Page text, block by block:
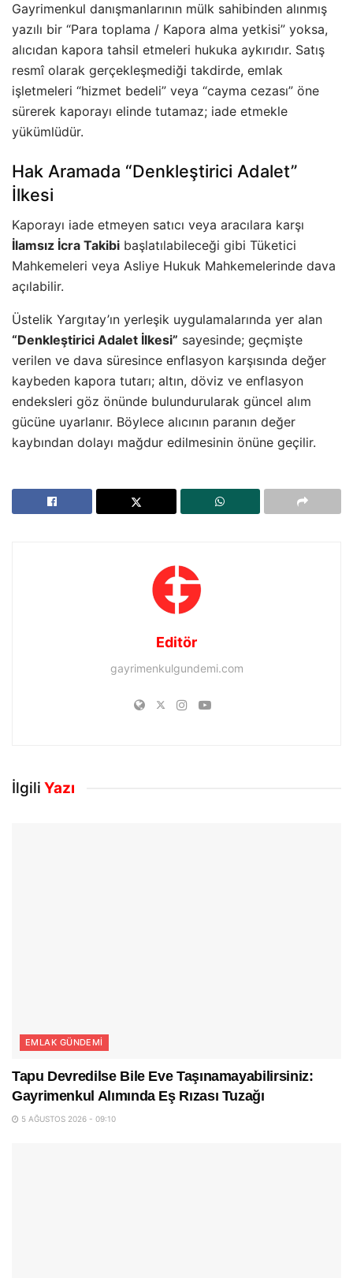
Gayrimenkul danışmanlarının mülk sahibinden alınmış
yazılı bir “Para toplama / Kapora alma yetkisi” yoksa,
alıcıdan kapora tahsil etmeleri hukuka aykırıdır. Satış
resmî olarak gerçekleşmediği takdirde, emlak
işletmeleri “hizmet bedeli” veya “cayma cezası” öne
sürerek kaporayı elinde tutamaz; iade etmekle
yükümlüdür.
Hak Aramada “Denkleştirici Adalet”
İlkesi
Kaporayı iade etmeyen satıcı veya aracılara karşı
İlamsız İcra Takibi başlatılabileceği gibi Tüketici
Mahkemeleri veya Asliye Hukuk Mahkemelerinde dava
açılabilir.
Üstelik Yargıtay’ın yerleşik uygulamalarında yer alan
“Denkleştirici Adalet İlkesi” sayesinde; geçmişte
verilen ve dava süresince enflasyon karşısında değer
kaybeden kapora tutarı; altın, döviz ve enflasyon
endeksleri göz önünde bulundurularak güncel alım
gücüne uyarlanır. Böylece alıcının paranın değer
kaybından dolayı mağdur edilmesinin önüne geçilir.
Editör
gayrimenkulgundemi.com
İlgili Yazı
EMLAK GÜNDEMI
Tapu Devredilse Bile Eve Taşınamayabilirsiniz:
Gayrimenkul Alımında Eş Rızası Tuzağı
5 AĞUSTOS 2026 - 09:10